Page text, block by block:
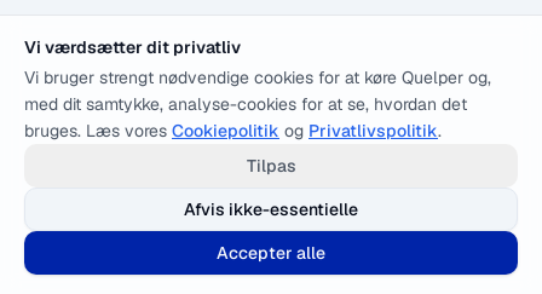
Vi værdsætter dit privatliv
Vi bruger strengt nødvendige cookies for at køre Quelper og,
med dit samtykke, analyse-cookies for at se, hvordan det
bruges. Læs vores Cookiepolitik og Privatlivspolitik.
Tilpas
Afvis ikke-essentielle
Accepter alle